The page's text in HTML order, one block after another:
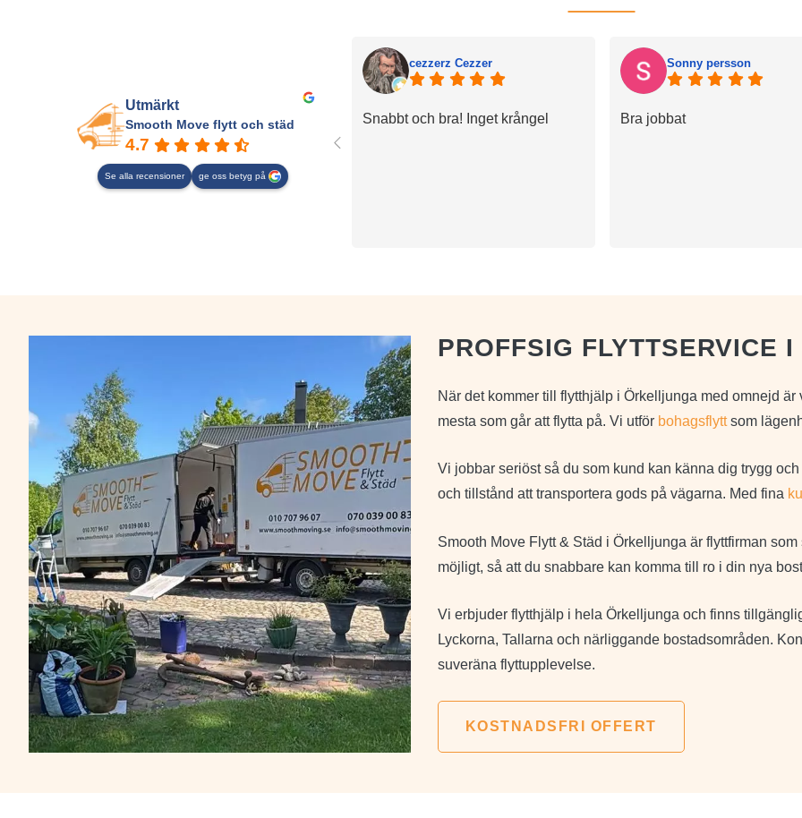
Utmärkt
Smooth Move flytt och städ
4.7
Se alla recensioner ge oss betyg på
cezzerz Cezzer
Snabbt och bra! Inget krångel
Sonny persson
Bra jobbat
PROFFSIG FLYTTSERVICE
När det kommer till flytthjälp i Örkelljunga med omnejd
mesta som går att flytta på. Vi utför bohagsflyttsom
Vi jobbar seriöst så du som kund kan känna dig trygg
och tillstånd att transportera gods på vägarna. Med fina
Smooth Move Flytt & Städ i Örkelljunga är flyttfirman
möjligt, så att du snabbare kan komma till ro i din nya
Vi erbjuder flytthjälp i hela Örkelljunga och finns
Lyckorna, Tallarna och närliggande bostadsområden.
suveräna flyttupplevelse.
KOSTNADSFRI OFFERT